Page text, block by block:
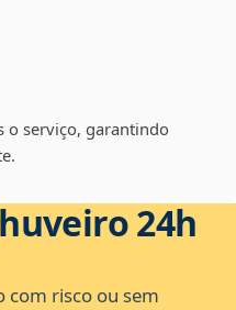
o serviço, garantindo
24h
com risco ou sem